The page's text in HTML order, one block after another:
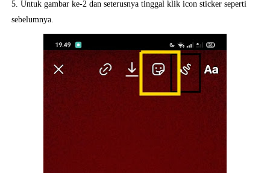
5. Untuk gambar ke-2 dan seterusnya tinggal klik icon sticker seperti
sebelumnya.